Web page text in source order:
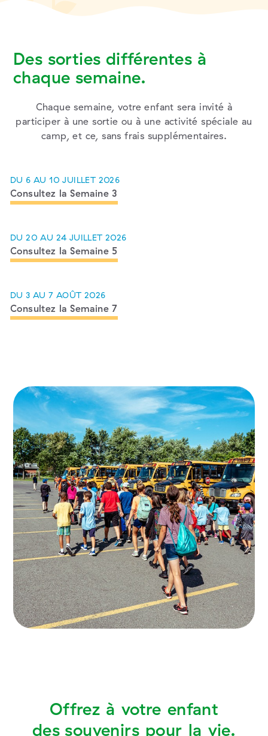
Des sorties différentes à
chaque semaine.
Chaque semaine, votre enfant sera invité à
participer à une sortie ou à une activité spéciale au
camp, et ce, sans frais supplémentaires.
DU 6 AU 10 JUILLET 2026
Consultez la Semaine 3
DU 20 AU 24 JUILLET 2026
Consultez la Semaine 5
DU 3 AU 7 AOÛT 2026
Consultez la Semaine 7
Offrez à votre enfant
des souvenirs pour la vie.